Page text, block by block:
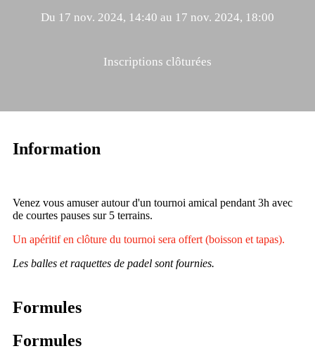
Du 17 nov. 2024, 14:40 au 17 nov. 2024, 18:00
Inscriptions clôturées
Information
Venez vous amuser autour d'un tournoi amical pendant 3h avec
de courtes pauses sur 5 terrains.
Un apéritif en clôture du tournoi sera offert (boisson et tapas).
Les balles et raquettes de padel sont fournies.
Formules
Formules